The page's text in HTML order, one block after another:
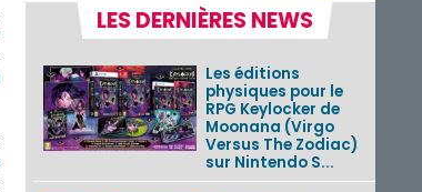
LES DERNIÈRES NEWS
Les éditions
physiques pour le
RPG Keylocker de
Moonana (Virgo
Versus The Zodiac)
sur Nintendo S...